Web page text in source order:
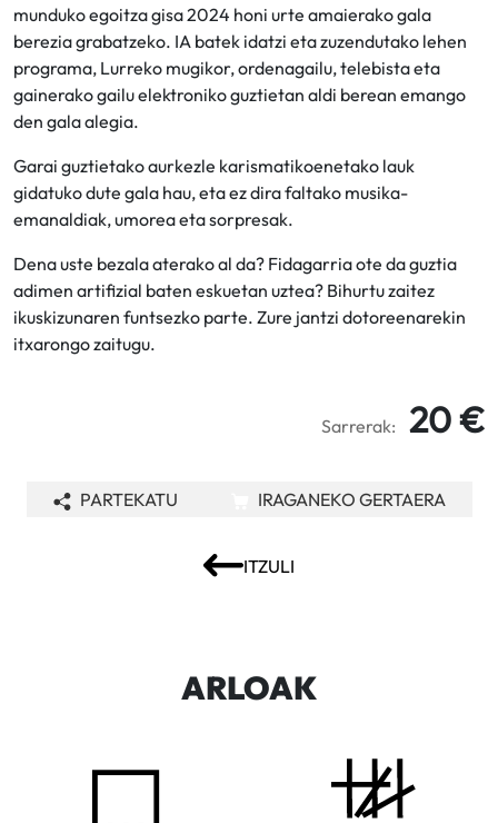
munduko egoitza gisa 2024 honi urte amaierako gala
berezia grabatzeko. IA batek idatzi eta zuzendutako lehen
programa, Lurreko mugikor, ordenagailu, telebista eta
gainerako gailu elektroniko guztietan aldi berean emango
den gala alegia.
Garai guztietako aurkezle karismatikoenetako lauk
gidatuko dute gala hau, eta ez dira faltako musika-
emanaldiak, umorea eta sorpresak.
Dena uste bezala aterako al da? Fidagarria ote da guztia
adimen artifizial baten eskuetan uztea? Bihurtu zaitez
ikuskizunaren funtsezko parte. Zure jantzi dotoreenarekin
itxarongo zaitugu.
Sarrerak: 20 €
ITZULI
PARTEKATU IRAGANEKO GERTAERA
ARLOAK